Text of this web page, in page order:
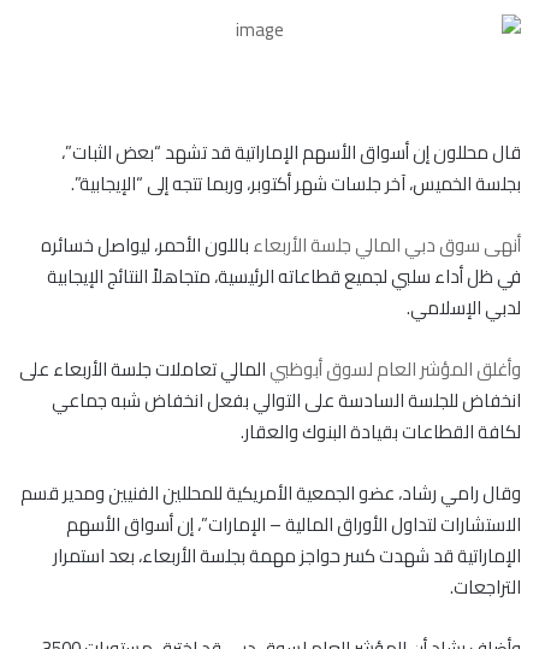
قال محللون إن أسواق الأسهم الإماراتية قد تشهد “بعض الثبات”،
بجلسة الخميس، آخر جلسات شهر أكتوبر، وربما تتجه إلى “الإيجابية”.
أنهى سوق دبي المالي جلسة الأربعاءباللون الأحمر، ليواصل خسائره
في ظل أداء سلبي لجميع قطاعاته الرئيسية، متجاهلاً النتائج الإيجابية
لدبي الإسلامي.
وأغلق المؤشر العام لسوق أبوظبيالمالي تعاملات جلسة الأربعاء على
انخفاض للجلسة السادسة على التوالي بفعل انخفاض شبه جماعي
لكافة القطاعات بقيادة البنوك والعقار.
وقال رامي رشاد، عضو الجمعية الأمريكية للمحللين الفنيين ومدير قسم
الاستشارات لتداول الأوراق المالية – الإمارات”، إن أسواق الأسهم
الإماراتية قد شهدت كسر حواجز مهمة بجلسة الأربعاء، بعد استمرار
التراجعات.